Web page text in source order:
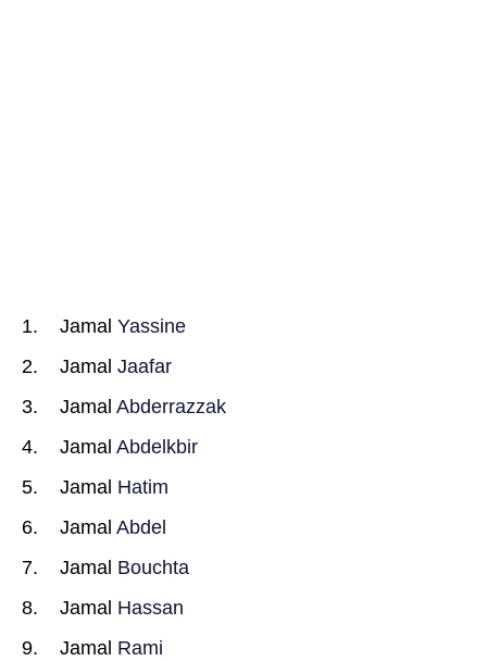
Jamal Yassine
Jamal Jaafar
Jamal Abderrazzak
Jamal Abdelkbir
Jamal Hatim
Jamal Abdel
Jamal Bouchta
Jamal Hassan
Jamal Rami